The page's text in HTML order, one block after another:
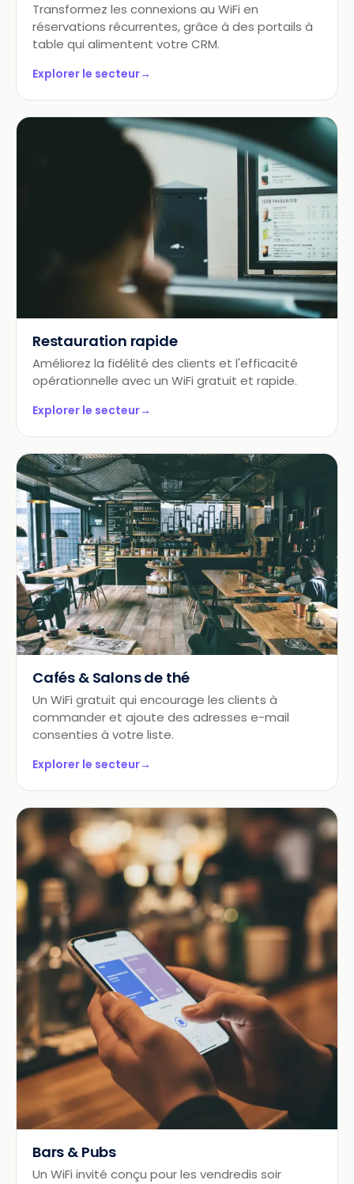
Transformez les connexions au WiFi en
réservations récurrentes, grâce à des portails à
table qui alimentent votre CRM.
Explorer le secteur→
Restauration rapide
Améliorez la fidélité des clients et l'efficacité
opérationnelle avec un WiFi gratuit et rapide.
Explorer le secteur→
Cafés & Salons de thé
Un WiFi gratuit qui encourage les clients à
commander et ajoute des adresses e-mail
consenties à votre liste.
Explorer le secteur→
Bars & Pubs
Un WiFi invité conçu pour les vendredis soir